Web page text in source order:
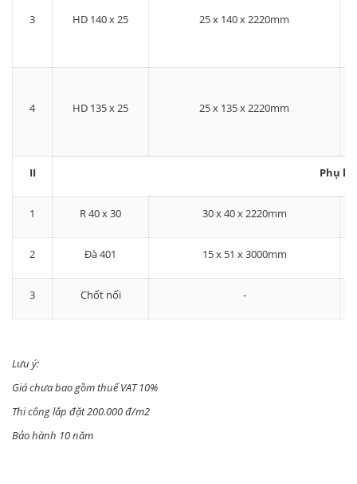
3 HD 140 x 25 25 x 140 x 2220mm
4 HD 135 x 25 25 x 135 x 2220mm
II Phụ
1 R 40 x 30 30 x 40 x 2220mm
2 Đà 401 15 x 51 x 3000mm
3 Chốt nối -
Lưu ý:
Giá chưa bao gồm thuế VAT 10%
Thi công lắp đặt 200.000 đ/m2
Bảo hành 10 năm